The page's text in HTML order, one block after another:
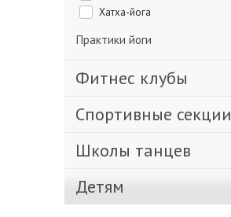
Хатха-йога
Практики йоги
Фитнес клубы
Спортивные секции
Школы танцев
Детям